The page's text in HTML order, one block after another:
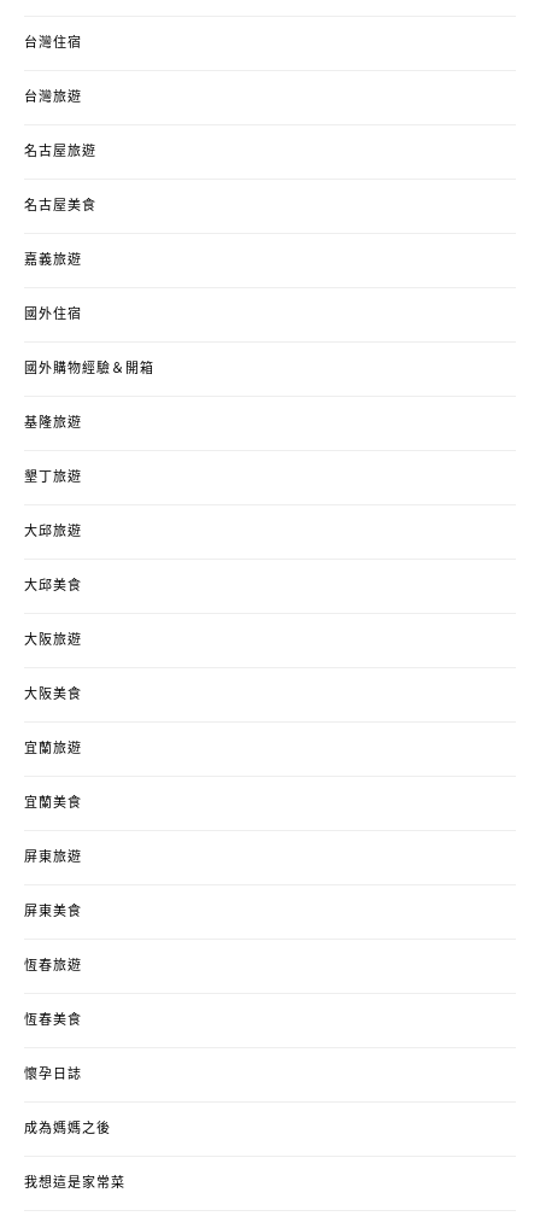
台灣住宿
台灣旅遊
名古屋旅遊
名古屋美食
嘉義旅遊
國外住宿
國外購物經驗＆開箱
基隆旅遊
墾丁旅遊
大邱旅遊
大邱美食
大阪旅遊
大阪美食
宜蘭旅遊
宜蘭美食
屏東旅遊
屏東美食
恆春旅遊
恆春美食
懷孕日誌
成為媽媽之後
我想這是家常菜